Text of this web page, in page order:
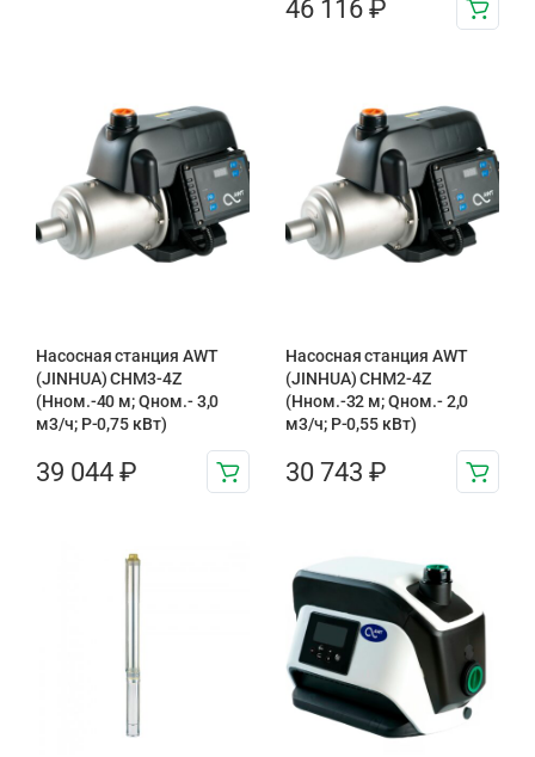
46 116 ₽
Насосная станция AWT
(JINHUA) CHM3-4Z
(Hном.-40 м; Qном.- 3,0
м3/ч; P-0,75 кВт)
39 044 ₽
Насосная станция AWT
(JINHUA) CHM2-4Z
(Hном.-32 м; Qном.- 2,0
м3/ч; P-0,55 кВт)
30 743 ₽